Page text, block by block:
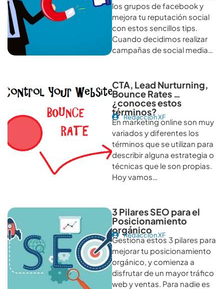
los grupos de facebook y
mejora tu reputación social
con estos sencillos tips.
Cuando decidimos realizar
campañas de social media…
CTA, Lead Nurturning,
Bounce Rates …
¿conoces estos
términos?
Redacción XF
En marketing online son muy
variados y diferentes los
términos que se utilizan para
describir alguna estrategia o
técnicas que le son propias.
Hoy vamos…
3 Pilares SEO para el
Posicionamiento
orgánico
Redacción XF
Gestiona estos 3 pilares para
mejorar tu posicionamiento
orgánico, y comienza a
disfrutar de un mayor tráfico
web y ventas. Para nadie es